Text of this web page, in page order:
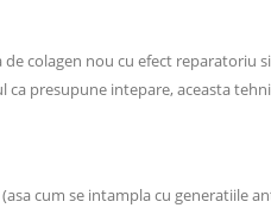
colagen nou cu efect reparatoriu
presupune intepare, aceasta
cum se intampla cu generatiile